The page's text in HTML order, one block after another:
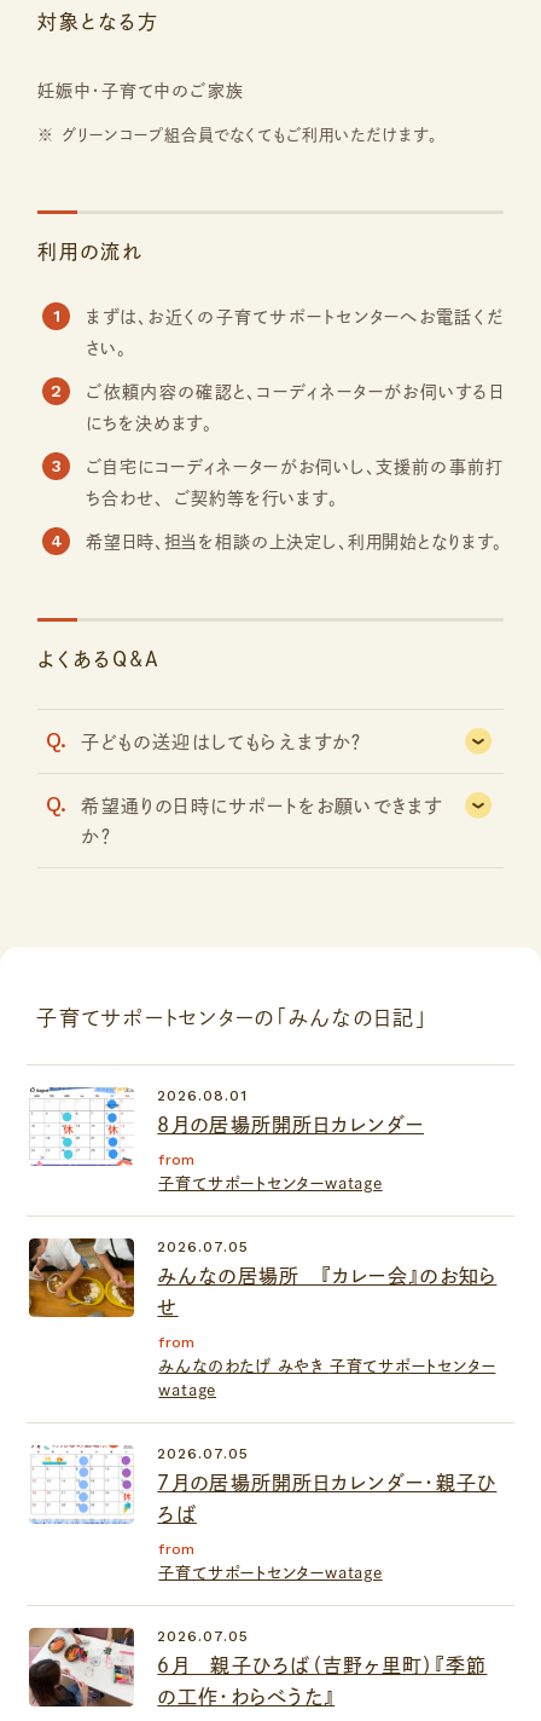
対象となる方
妊娠中・子育て中のご家族
グリーンコープ組合員でなくてもご利用いただけます。
利用の流れ
1
まずは、お近くの子育てサポートセンターへお電話くだ
さい。
2
ご依頼内容の確認と、コーディネーターがお伺いする日
にちを決めます。
3
ご自宅にコーディネーターがお伺いし、支援前の事前打
ち合わせ、 ご契約等を行います。
4 希望日時、担当を相談の上決定し、利用開始となります。
よくあるQ&A
Q. 子どもの送迎はしてもらえますか？
Q.
希望通りの日時にサポートをお願いできます
か？
子育てサポートセンターの「みんなの日記」
8月の居場所開所日カレンダー
2026.08.01
from
子育てサポートセンターwatage
みんなの居場所 『カレー会』のお知ら
せ
2026.07.05
from
みんなのわたげ みやき 子育てサポートセンター
watage
７月の居場所開所日カレンダー・親子ひ
ろば
2026.07.05
from
子育てサポートセンターwatage
６月 親子ひろば（吉野ヶ里町）『季節
の工作・わらべうた』
2026.07.05